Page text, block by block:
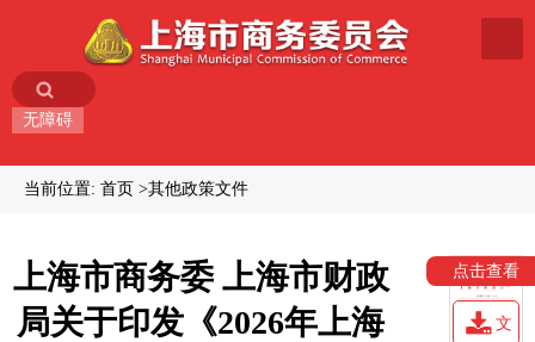
无障碍
当前位置: 首页 其他政策文件
上海市商务委 上海市财政
局关于印发《2026年上海
点击查看
文